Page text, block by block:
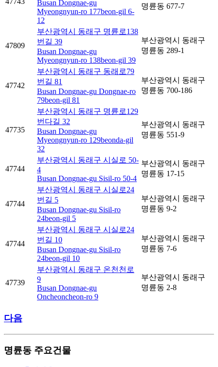
Busan Dongnae-gu
Myeongnyun-ro 177beon-gil 6-
12
명륜동 677-7
47809
부산광역시 동래구 명륜로138
번길 39
Busan Dongnae-gu
Myeongnyun-ro 138beon-gil 39
부산광역시 동래구
명륜동 289-1
47742
부산광역시 동래구 동래로79
번길 81
Busan Dongnae-gu Dongnae-ro
79beon-gil 81
부산광역시 동래구
명륜동 700-186
47735
부산광역시 동래구 명륜로129
번다길 32
Busan Dongnae-gu
Myeongnyun-ro 129beonda-gil
32
부산광역시 동래구
명륜동 551-9
47744
부산광역시 동래구 시실로 50-
4
Busan Dongnae-gu Sisil-ro 50-4
부산광역시 동래구
명륜동 17-15
47744
부산광역시 동래구 시실로24
번길 5
Busan Dongnae-gu Sisil-ro
24beon-gil 5
부산광역시 동래구
명륜동 9-2
47744
부산광역시 동래구 시실로24
번길 10
Busan Dongnae-gu Sisil-ro
24beon-gil 10
부산광역시 동래구
명륜동 7-6
47739
부산광역시 동래구 온천천로
9
Busan Dongnae-gu
Oncheoncheon-ro 9
부산광역시 동래구
명륜동 2-8
다음
명륜동 주요건물